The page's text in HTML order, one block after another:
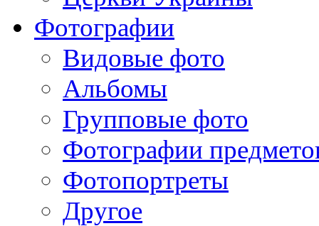
Фотографии
Видовые фото
Альбомы
Групповые фото
Фотографии
Фотопортреты
Другое